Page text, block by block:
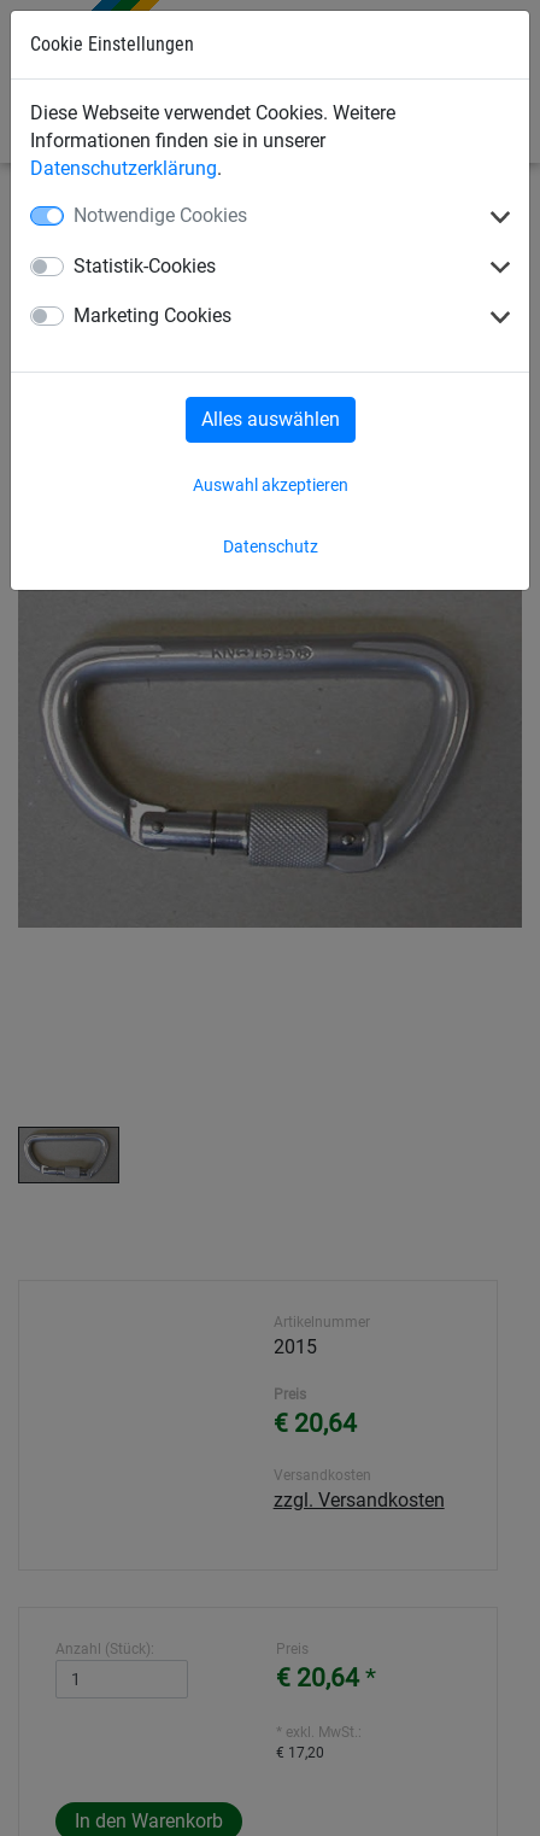
Cookie Einstellungen
Diese Webseite verwendet Cookies. Weitere
Informationen finden sie in unserer
Datenschutzerklärung.
Notwendige Cookies
Statistik-Cookies
Marketing Cookies
Datenschutz
Auswahl akzeptieren
Alles auswählen
Sportnetze Seile/Taue/Leinen
Alu-
Sicherheitskarabinerhaken
Artikelnummer
2015
Preis
€ 20,64
Versandkosten
zzgl. Versandkosten
Anzahl (Stück): Preis
€ 20,64*
* exkl. MwSt.:
€ 17,20